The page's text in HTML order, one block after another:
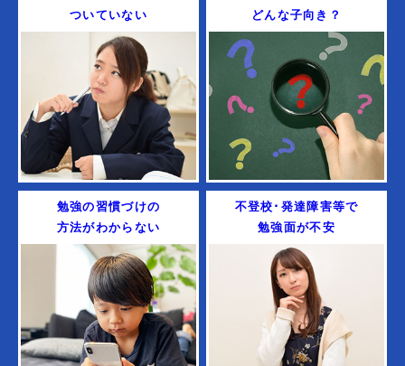
ついていない
どんな子向き？
勉強の習慣づけの
方法がわからない
不登校･発達障害等で
勉強面が不安